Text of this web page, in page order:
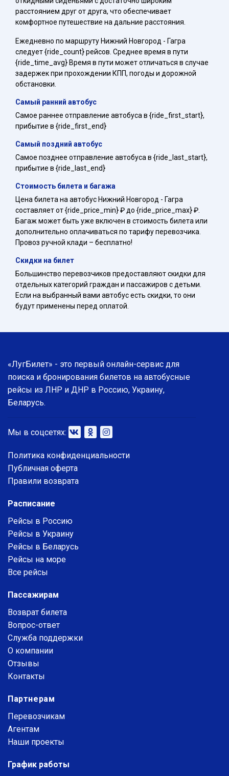
расстоянием друг от друга, что обеспечивает
комфортное путешествие на дальние расстояния.
Ежедневно по маршруту Нижний Новгород - Гагра
следует {ride_count} рейсов. Среднее время в пути
{ride_time_avg} Время в пути может отличаться в случае
задержек при прохождении КПП, погоды и дорожной
обстановки.
Самый ранний автобус
Самое раннее отправление автобуса в {ride_first_start},
прибытие в {ride_first_end}
Самый поздний автобус
Самое позднее отправление автобуса в {ride_last_start},
прибытие в {ride_last_end}
Стоимость билета и багажа
Цена билета на автобус Нижний Новгород - Гагра
составляет от {ride_price_min} ₽ до {ride_price_max} ₽.
Багаж может быть уже включен в стоимость билета или
дополнительно оплачиваться по тарифу перевозчика.
Провоз ручной клади – бесплатно!
Скидки на билет
Большинство перевозчиков предоставляют скидки для
отдельных категорий граждан и пассажиров с детьми.
Если на выбранный вами автобус есть скидки, то они
будут применены перед оплатой.
«ЛугБилет» - это первый онлайн-сервис для
поиска и бронирования билетов на автобусные
рейсы из ЛНР и ДНР в Россию, Украину,
Беларусь.
Мы в соцсетях:
Политика конфиденциальности
Публичная оферта
Правили возврата
Расписание
Рейсы в Россию
Рейсы в Украину
Рейсы в Беларусь
Рейсы на море
Все рейсы
Пассажирам
Возврат билета
Вопрос-ответ
Служба поддержки
О компании
Отзывы
Контакты
Партнерам
Перевозчикам
Агентам
Наши проекты
График работы